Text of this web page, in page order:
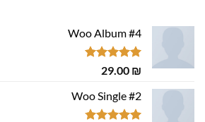
Woo Album #4
דורג5.00
29.00 ₪
Woo Single #2